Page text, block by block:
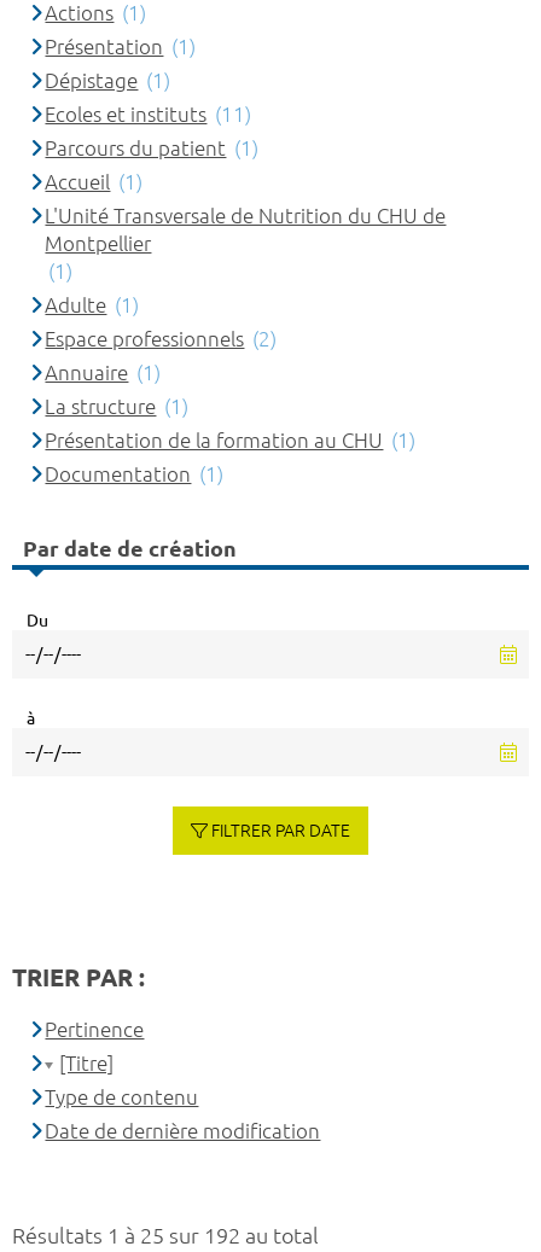
Résultats 1 à 25 sur 192 au total
Actions (1)
Présentation (1)
Dépistage (1)
Ecoles et instituts (11)
Parcours du patient (1)
Accueil (1)
L'Unité Transversale de Nutrition du CHU de
Montpellier
(1)
Adulte (1)
Espace professionnels (2)
Annuaire (1)
La structure (1)
Présentation de la formation au CHU (1)
Documentation (1)
Par date de création
Du
à
FILTRER PAR DATE
TRIER PAR :
Pertinence
[Titre]
Type de contenu
Date de dernière modification